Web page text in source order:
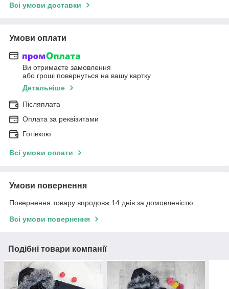
Всі умови доставки
Умови оплати
Ви отримаєте замовлення
або гроші повернуться на вашу картку
Детальніше
Післяплата
Оплата за реквізитами
Готівкою
Всі умови оплати
Умови повернення
Повернення товару впродовж 14 днів за домовленістю
Всі умови повернення
Подібні товари компанії